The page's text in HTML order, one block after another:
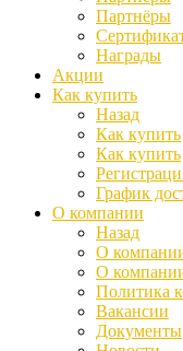
Партнёры
Награды
Акции
Как купить
Назад
Как купить
Как купить
График
О компании
Назад
О
О
Политика
Вакансии
Документы